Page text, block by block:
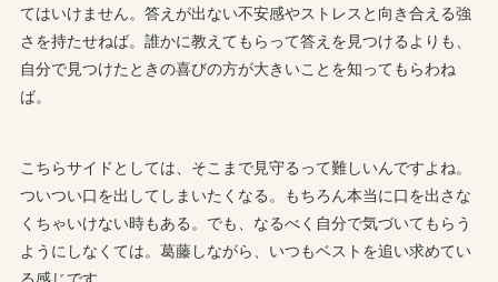
てはいけません。答えが出ない不安感やストレスと向き合える強
さを持たせねば。誰かに教えてもらって答えを見つけるよりも、
自分で見つけたときの喜びの方が大きいことを知ってもらわね
ば。
こちらサイドとしては、そこまで見守るって難しいんですよね。
ついつい口を出してしまいたくなる。もちろん本当に口を出さな
くちゃいけない時もある。でも、なるべく自分で気づいてもらう
ようにしなくては。葛藤しながら、いつもベストを追い求めてい